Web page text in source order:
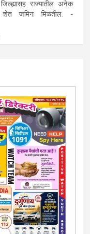
राज्यातील अनेक
शेत जमिन मिळतील. -
साधा-
समस्या, गुन्हेगारी,
अडकला असाल, काेर्टाची
मदत करू. मार्गदर्शन करू,
साेनुले-8888207374
संपर्क साधा..
जाहिराती स्विकारल्या
तुमच्या नाेटीस द्या. बँक,
वाजवी दरात आम्ही आपली